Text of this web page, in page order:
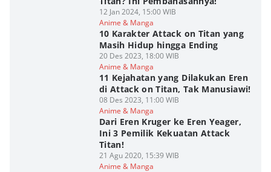
12 Jan 2024, 15:00 WIB
Anime & Manga
10 Karakter Attack on Titan yang
Masih Hidup hingga Ending
20 Des 2023, 18:00 WIB
Anime & Manga
11 Kejahatan yang Dilakukan Eren
di Attack on Titan, Tak Manusiawi!
08 Des 2023, 11:00 WIB
Anime & Manga
Dari Eren Kruger ke Eren Yeager,
Ini 3 Pemilik Kekuatan Attack
Titan!
21 Agu 2020, 15:39 WIB
Anime & Manga